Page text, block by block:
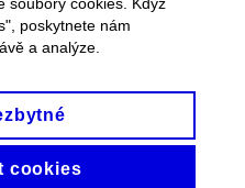
poskytnete nám
a analýze.
cookies